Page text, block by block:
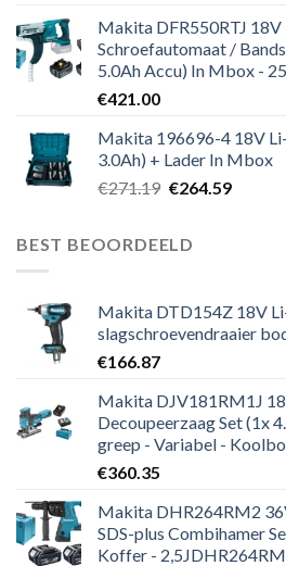
Makita DFR550RTJ 18V
Schroefautomaat /
5.0Ah Accu) In Mbox -
€421.00
Makita 196696-4 18V
3.0Ah) + Lader In Mbox
€271.19 Oorspronkelijke
€271.19.
€264.59Huidige
BEST BEOORDEELD
Makita DTD154Z 18V
slagschroevendraaier
€166.87
Makita DJV181RM1J
Decoupeerzaag Set (1x
greep - Variabel -
€360.35
Makita DHR264RM2
SDS-plus Combihamer
Koffer -